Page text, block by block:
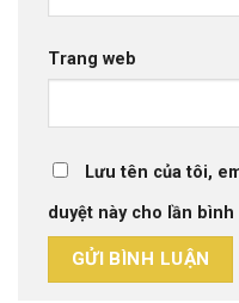
Trang web
Lưu tên của tôi,
duyệt này cho lần